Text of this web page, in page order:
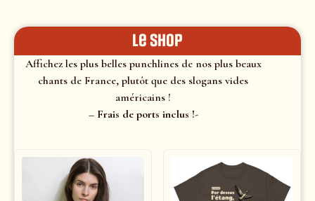
le shop
Affichez les plus belles punchlines de nos plus beaux
chants de France, plutôt que des slogans vides
américains !
– Frais de ports inclus !-